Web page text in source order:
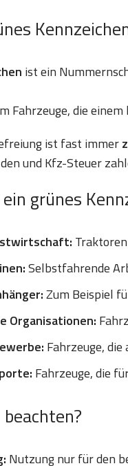
ist ein
Fahrzeuge, die
ist fast immer
und Kfz-Steuer
grünes
Selbstfahrende
Zum Beispiel
Organisationen:
Fahrzeuge,
Fahrzeuge, die
Nutzung nur für den